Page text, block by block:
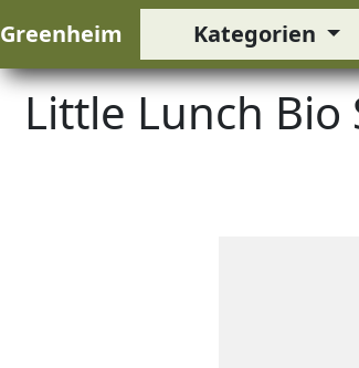
Greenheim Kategorien
Little Lunch Bio